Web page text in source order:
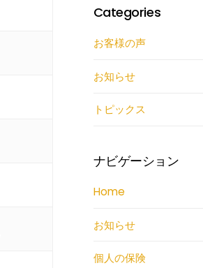
Categories
お客様の声
お知らせ
トピックス
ナビゲーション
Home
お知らせ
個人の保険